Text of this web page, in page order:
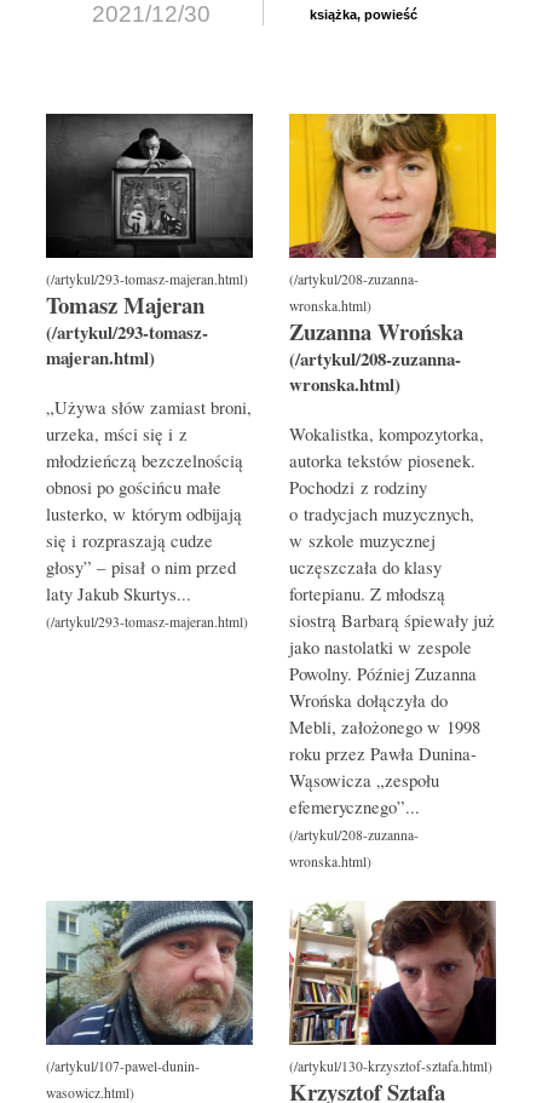
2021/12/30 książka, powieść
Tomasz Majeran
„Używa słów zamiast broni,
urzeka, mści się i z
młodzieńczą bezczelnością
obnosi po gościńcu małe
lusterko, w którym odbijają
się i rozpraszają cudze
głosy” – pisał o nim przed
laty Jakub Skurtys...
Zuzanna Wrońska
Wokalistka, kompozytorka,
autorka tekstów piosenek.
Pochodzi z rodziny
o tradycjach muzycznych,
w szkole muzycznej
uczęszczała do klasy
fortepianu. Z młodszą
siostrą Barbarą śpiewały już
jako nastolatki w zespole
Powolny. Później Zuzanna
Wrońska dołączyła do
Mebli, założonego w 1998
roku przez Pawła Dunina-
Wąsowicza „zespołu
efemerycznego”...
Krzysztof Sztafa